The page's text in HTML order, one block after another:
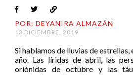
POR: DEYANIRA ALMAZÁN
13 DICIEMBRE, 2019
Si hablamos de lluvias de estrellas,
año. Las líridas de abril, las
oriónidas de octubre y las